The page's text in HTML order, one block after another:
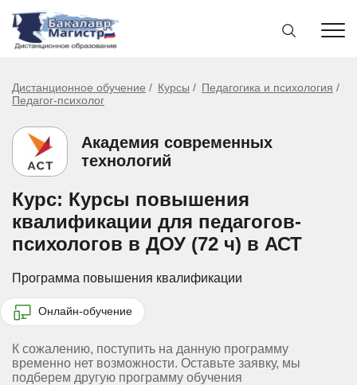
Дистанционное обучение Курсы
Педагогика и психология
Педагог-психолог
Академия современных
технологий
Курс: Курсы повышения
квалификации для педагогов-
психологов в ДОУ (72 ч) в АСТ
Программа повышения квалификации
Онлайн-обучение
К сожалению, поступить на данную программу
временно нет возможности. Оставьте заявку, мы
подберем другую программу обучения